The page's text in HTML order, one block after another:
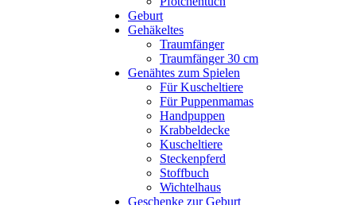
Geburt
Gehäkeltes
Traumfänger
Traumfänger 30 cm
Genähtes zum Spielen
Für Kuscheltiere
Für Puppenmamas
Handpuppen
Krabbeldecke
Kuscheltiere
Steckenpferd
Stoffbuch
Wichtelhaus
Geschenke zur Geburt